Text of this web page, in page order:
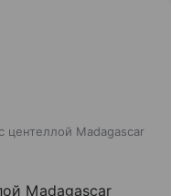
центеллой Madagascar
Madagascar